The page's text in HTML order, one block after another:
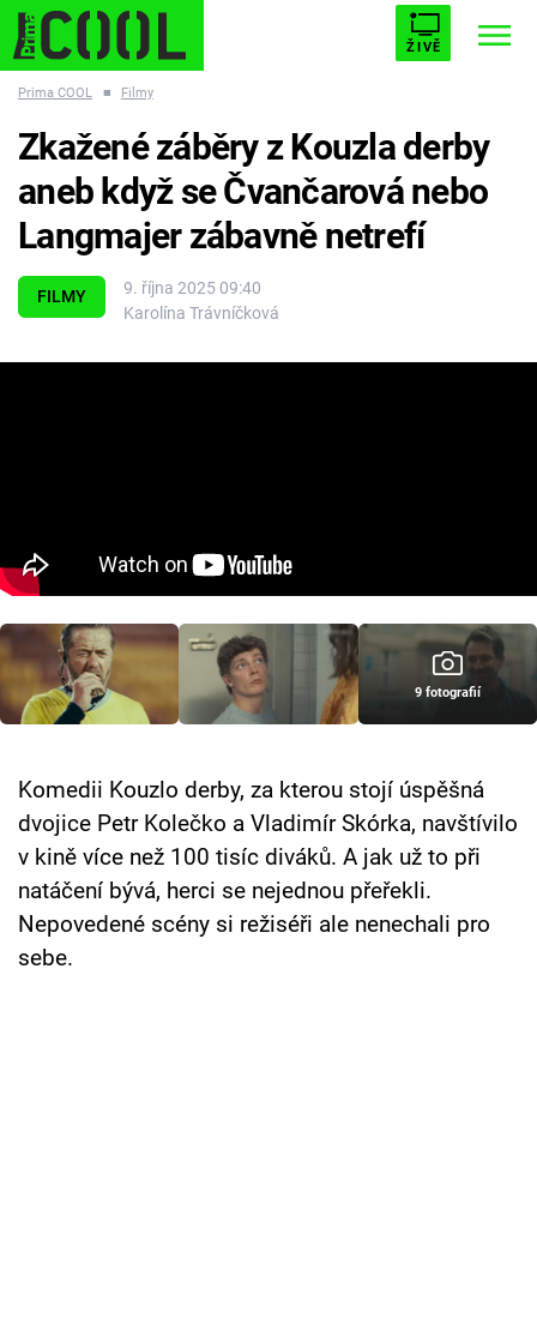
ŽIVĚ
ESCAPE PLNEJ KOTEL AVENGERS 5
Témata
Cool Esport
Pořady
TV Program
Přihlášení
Sledujte nás
Prima COOL ■ Filmy
FILMY
9. října 2025 09:40
Karolína Trávníčková
Zkažené záběry z Kouzla derby
aneb když se Čvančarová nebo
Langmajer zábavně netrefí
9 fotografií
Komedii Kouzlo derby, za kterou stojí úspěšná
dvojice Petr Kolečko a Vladimír Skórka, navštívilo
v kině více než 100 tisíc diváků. A jak už to při
natáčení bývá, herci se nejednou přeřekli.
Nepovedené scény si režiséři ale nenechali pro
sebe.